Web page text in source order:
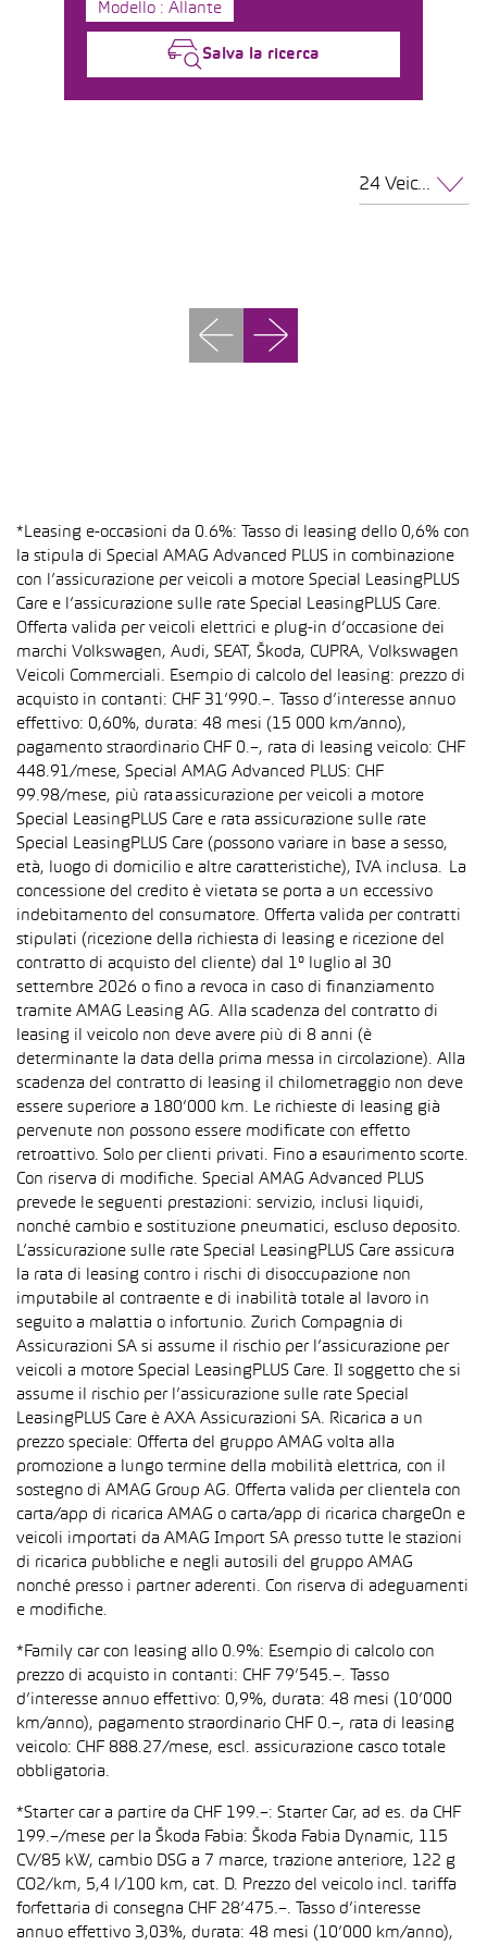
Modello : Allante
Salva la ricerca
24 Veicoli per pagina
*Leasing e-occasioni da 0.6%: Tasso di leasing dello 0,6% con
la stipula di Special AMAG Advanced PLUS in combinazione
con l’assicurazione per veicoli a motore Special LeasingPLUS
Care e l’assicurazione sulle rate Special LeasingPLUS Care.
Offerta valida per veicoli elettrici e plug-in d’occasione dei
marchi Volkswagen, Audi, SEAT, Škoda, CUPRA, Volkswagen
Veicoli Commerciali. Esempio di calcolo del leasing: prezzo di
acquisto in contanti: CHF 31’990.–. Tasso d’interesse annuo
effettivo: 0,60%, durata: 48 mesi (15 000 km/anno),
pagamento straordinario CHF 0.–, rata di leasing veicolo: CHF
448.91/mese, Special AMAG Advanced PLUS: CHF
99.98/mese, più rata assicurazione per veicoli a motore
Special LeasingPLUS Care e rata assicurazione sulle rate
Special LeasingPLUS Care (possono variare in base a sesso,
età, luogo di domicilio e altre caratteristiche), IVA inclusa. La
concessione del credito è vietata se porta a un eccessivo
indebitamento del consumatore. Offerta valida per contratti
stipulati (ricezione della richiesta di leasing e ricezione del
contratto di acquisto del cliente) dal 1° luglio al 30
settembre 2026 o fino a revoca in caso di finanziamento
tramite AMAG Leasing AG. Alla scadenza del contratto di
leasing il veicolo non deve avere più di 8 anni (è
determinante la data della prima messa in circolazione). Alla
scadenza del contratto di leasing il chilometraggio non deve
essere superiore a 180’000 km. Le richieste di leasing già
pervenute non possono essere modificate con effetto
retroattivo. Solo per clienti privati. Fino a esaurimento scorte.
Con riserva di modifiche. Special AMAG Advanced PLUS
prevede le seguenti prestazioni: servizio, inclusi liquidi,
nonché cambio e sostituzione pneumatici, escluso deposito.
L’assicurazione sulle rate Special LeasingPLUS Care assicura
la rata di leasing contro i rischi di disoccupazione non
imputabile al contraente e di inabilità totale al lavoro in
seguito a malattia o infortunio. Zurich Compagnia di
Assicurazioni SA si assume il rischio per l’assicurazione per
veicoli a motore Special LeasingPLUS Care. Il soggetto che si
assume il rischio per l’assicurazione sulle rate Special
LeasingPLUS Care è AXA Assicurazioni SA. Ricarica a un
prezzo speciale: Offerta del gruppo AMAG volta alla
promozione a lungo termine della mobilità elettrica, con il
sostegno di AMAG Group AG. Offerta valida per clientela con
carta/app di ricarica AMAG o carta/app di ricarica chargeOn e
veicoli importati da AMAG Import SA presso tutte le stazioni
di ricarica pubbliche e negli autosili del gruppo AMAG
nonché presso i partner aderenti. Con riserva di adeguamenti
e modifiche.
*Family car con leasing allo 0.9%: Esempio di calcolo con
prezzo di acquisto in contanti: CHF 79’545.–. Tasso
d’interesse annuo effettivo: 0,9%, durata: 48 mesi (10’000
km/anno), pagamento straordinario CHF 0.–, rata di leasing
veicolo: CHF 888.27/mese, escl. assicurazione casco totale
obbligatoria.
*Starter car a partire da CHF 199.–: Starter Car, ad es. da CHF
199.–/mese per la Škoda Fabia: Škoda Fabia Dynamic, 115
CV/85 kW, cambio DSG a 7 marce, trazione anteriore, 122 g
CO2/km, 5,4 l/100 km, cat. D. Prezzo del veicolo incl. tariffa
forfettaria di consegna CHF 28’475.–. Tasso d’interesse
annuo effettivo 3,03%, durata: 48 mesi (10’000 km/anno),